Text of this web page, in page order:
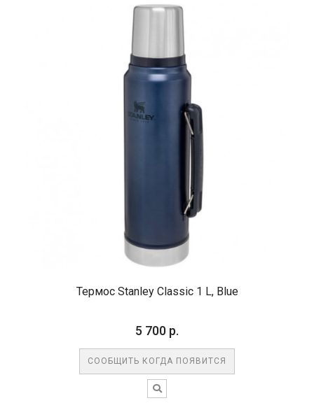
Термос Stanley Classic 1 L, Blue
5 700 р.
СООБЩИТЬ КОГДА ПОЯВИТСЯ